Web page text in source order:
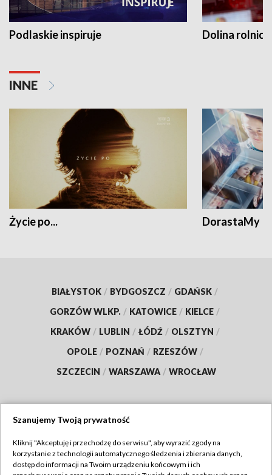
Podlaskie inspiruje Dolina
INNE
Życie po... DorastaMy
BIAŁYSTOK / BYDGOSZCZ / GDAŃSK /
GORZÓW WLKP. / KATOWICE / KIELCE /
KRAKÓW / LUBLIN / ŁÓDŹ / OLSZTYN /
OPOLE / POZNAŃ / RZESZÓW /
SZCZECIN / WARSZAWA / WROCŁAW
TVP
Szanujemy Twoją prywatność
Kliknij "Akceptuję i przechodzę do serwisu", aby wyrazić zgody na
korzystanie z technologii automatycznego śledzenia i zbierania danych,
dostęp do informacji na Twoim urządzeniu końcowym i ich